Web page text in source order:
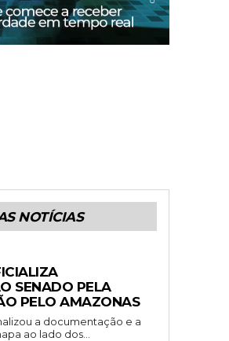
NOTÍCIAS
SENADO PELA
PELO AMAZONAS
a documentação e a
ao lado dos...